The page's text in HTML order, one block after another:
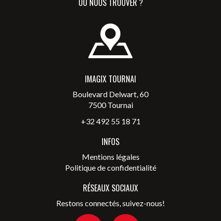
IMAGIX TOURNAI
Boulevard Delwart, 60
7500 Tournai
+32 492 55 18 71
INFOS
Mentions légales
Politique de confidentialité
RÉSEAUX SOCIAUX
Restons connectés, suivez-nous!